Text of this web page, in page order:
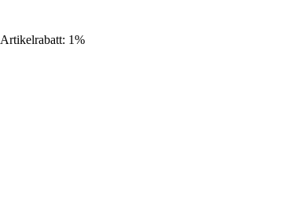
Artikelrabatt: 1%